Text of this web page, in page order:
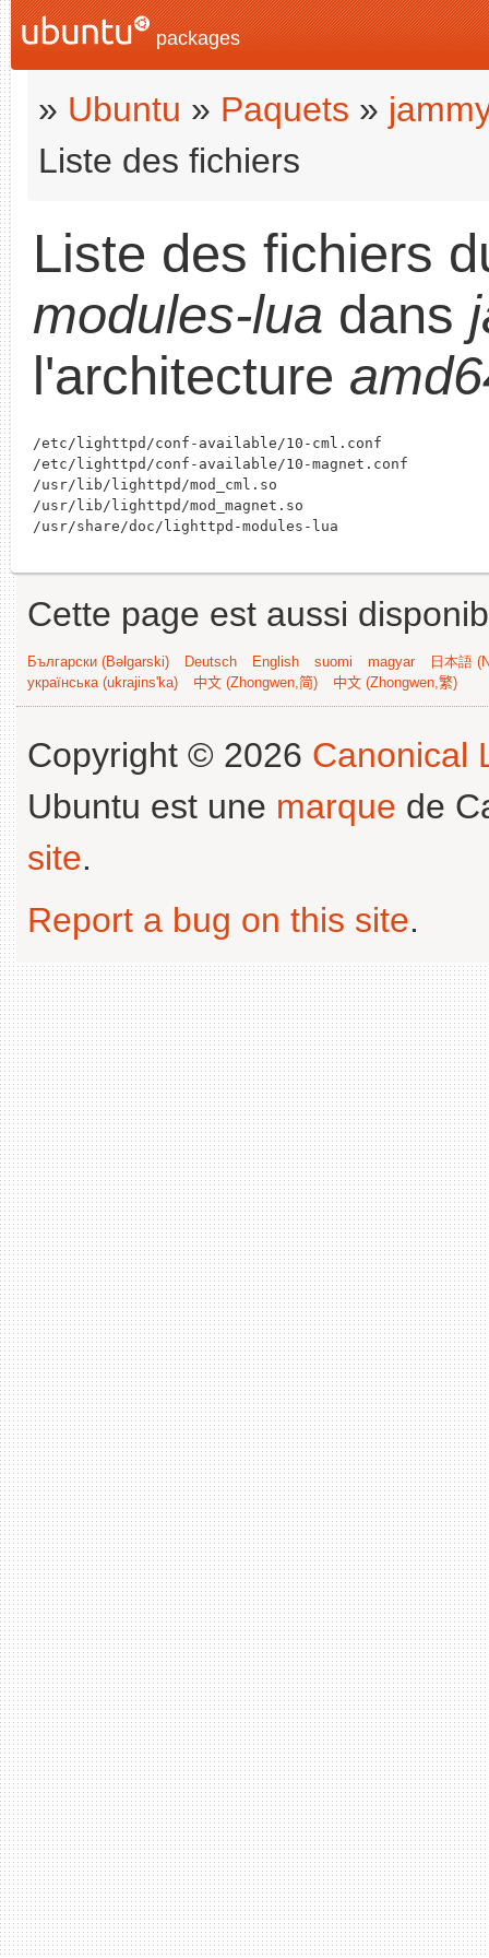
packages
» Ubuntu » Paquets »
Liste des fichiers
Liste des fichiers
modules-lua dans
l'architecture
/etc/lighttpd/conf-available/10-cml.conf
/etc/lighttpd/conf-available/10-magnet.conf
/usr/lib/lighttpd/mod_cml.so
/usr/lib/lighttpd/mod_magnet.so
Cette page est aussi
Български (Bəlgarski) Deutsch English suomi magyar
日本語
українська (ukrajins'ka)
中文 (Zhongwen,简) 中文 (Zhongwen,繁)
Copyright © 2026 Canonical
Ubuntu est une marque de
site.
Report a bug on this site.